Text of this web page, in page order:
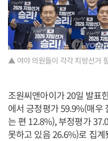
▲ 여야 의원들이 각각 지방선거
조원씨앤아이가 20일 발표
에서 긍정평가 59.9%(매우
는 편 12.8%), 부정평가
못하고 있음 26.6%)로 집